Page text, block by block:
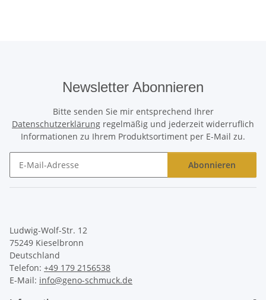
Newsletter Abonnieren
Bitte senden Sie mir entsprechend Ihrer
Datenschutzerklärung regelmäßig und jederzeit widerruflich
Informationen zu Ihrem Produktsortiment per E-Mail zu.
Abonnieren
Ludwig-Wolf-Str. 12
75249 Kieselbronn
Deutschland
Telefon: +49 179 2156538
E-Mail: info@geno-schmuck.de